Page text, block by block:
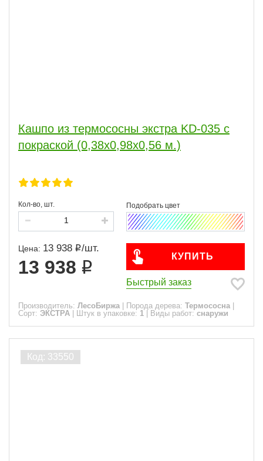
Кашпо из термососны экстра KD-035 с
покраской (0,38х0,98х0,56 м.)
Кол-во, шт.
Цена: 13 938 /шт.
13 938
КУПИТЬ
Быстрый заказ
Производитель: ЛесоБиржа Порода дерева: Термососна
Сорт: ЭКСТРА Штук в упаковке: 1 Виды работ: снаружи